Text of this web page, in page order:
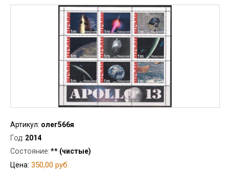
Артикул: олег566я
Год: 2014
Состояние: ** (чистые)
Цена: 350,00 руб.